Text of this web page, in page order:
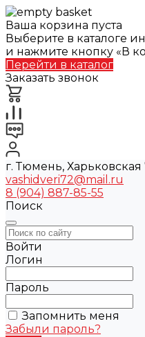
Ваша корзина пуста
Выберите в каталоге
и нажмите кнопку «В
Перейти в каталог
Заказать звонок
г. Тюмень, Харьковская
vashidveri72@mail.ru
8 (904) 887-85-55
Поиск
Войти
Логин
Пароль
Запомнить меня
Забыли пароль?